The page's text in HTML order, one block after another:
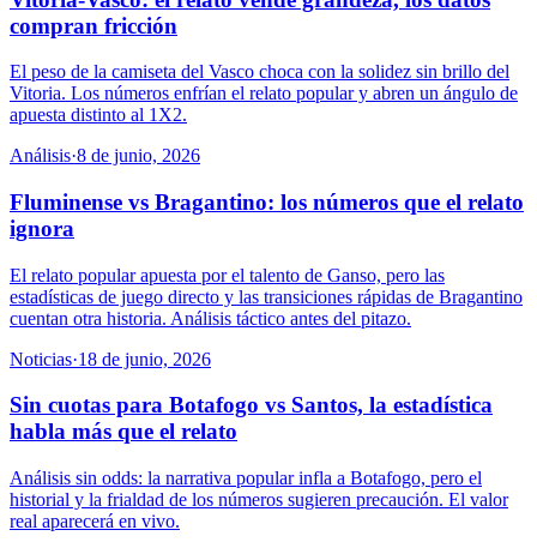
compran fricción
El peso de la camiseta del Vasco choca con la solidez sin brillo del
Vitoria. Los números enfrían el relato popular y abren un ángulo de
apuesta distinto al 1X2.
Análisis·8 de junio, 2026
Fluminense vs Bragantino: los números que el relato
ignora
El relato popular apuesta por el talento de Ganso, pero las
estadísticas de juego directo y las transiciones rápidas de Bragantino
cuentan otra historia. Análisis táctico antes del pitazo.
Noticias·18 de junio, 2026
Sin cuotas para Botafogo vs Santos, la estadística
habla más que el relato
Análisis sin odds: la narrativa popular infla a Botafogo, pero el
historial y la frialdad de los números sugieren precaución. El valor
real aparecerá en vivo.